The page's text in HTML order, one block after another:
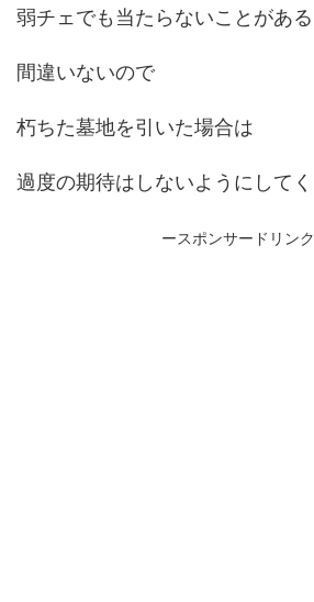
弱チェでも当たらないことがあ
間違いないので
朽ちた墓地を引いた場合は
過度の期待はしないようにしてく
ースポンサードリン